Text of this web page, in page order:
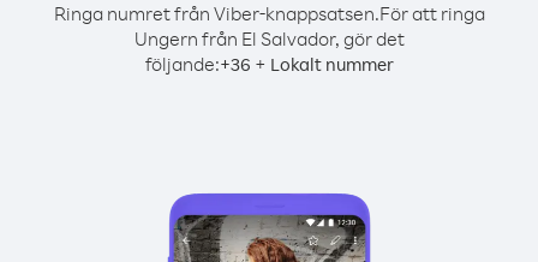
Ringa numret från Viber-knappsatsen.För att ringa
Ungern från El Salvador, gör det
följande:+36 + Lokalt nummer